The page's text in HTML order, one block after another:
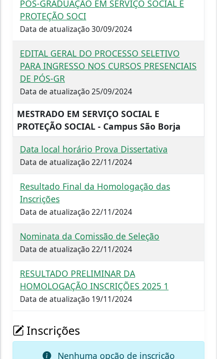
PÓS-GRADUAÇÃO EM SERVIÇO SOCIAL E
PROTEÇÃO SOCI
Data de atualização 30/09/2024
EDITAL GERAL DO PROCESSO SELETIVO
PARA INGRESSO NOS CURSOS PRESENCIAIS
DE PÓS-GR
Data de atualização 25/09/2024
MESTRADO EM SERVIÇO SOCIAL E
PROTEÇÃO SOCIAL - Campus São Borja
Data local horário Prova Dissertativa
Data de atualização 22/11/2024
Resultado Final da Homologação das
Inscrições
Data de atualização 22/11/2024
Nominata da Comissão de Seleção
Data de atualização 22/11/2024
RESULTADO PRELIMINAR DA
HOMOLOGAÇÃO INSCRIÇÕES 2025 1
Data de atualização 19/11/2024
Inscrições
Nenhuma opção de inscrição